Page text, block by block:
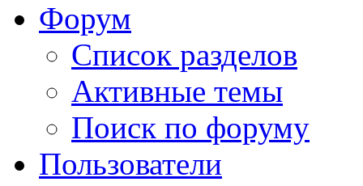
Форум
Список разделов
Активные темы
Поиск по форуму
Пользователи